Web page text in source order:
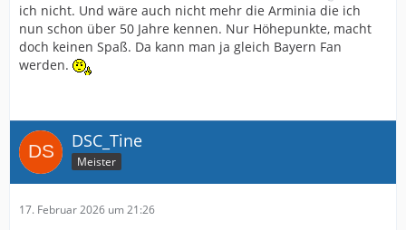
ich nicht. Und wäre auch nicht mehr die Arminia die ich
nun schon über 50 Jahre kennen. Nur Höhepunkte, macht
doch keinen Spaß. Da kann man ja gleich Bayern Fan
werden.
DSC_Tine
Meister
17. Februar 2026 um 21:26